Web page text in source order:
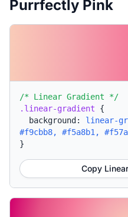
Purrfectly Pink
/* Linear Gradient */
.linear-gradient {
background: linear-
#f9cbb8, #f5a8b1,
}
Copy